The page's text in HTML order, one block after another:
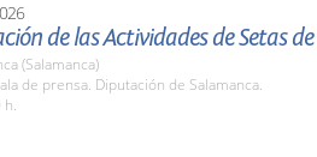
de las Actividades de Setas
(Salamanca)
de prensa. Diputación de Salamanca.
h.